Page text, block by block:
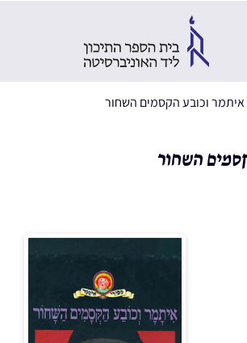
איתמר וכובע הקסמים השחור
השחור